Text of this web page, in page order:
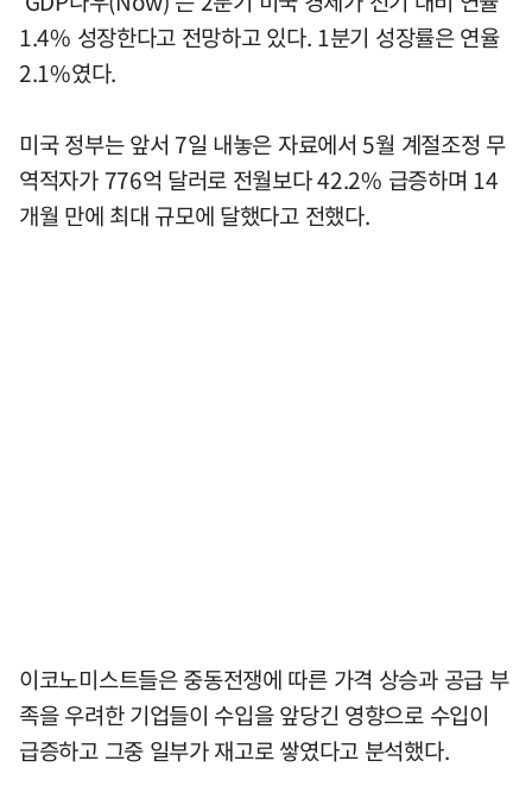
1.4% 성장한다고 전망하고 있다. 1분기 성장률은 연율
2.1%였다.
미국 정부는 앞서 7일 내놓은 자료에서 5월 계절조정 무
역적자가 776억 달러로 전월보다 42.2% 급증하며 14
개월 만에 최대 규모에 달했다고 전했다.
이코노미스트들은 중동전쟁에 따른 가격 상승과 공급 부
족을 우려한 기업들이 수입을 앞당긴 영향으로 수입이
급증하고 그중 일부가 재고로 쌓였다고 분석했다.